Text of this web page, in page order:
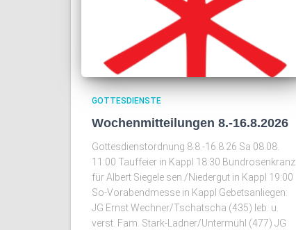
GOTTESDIENSTE
Wochenmitteilungen 8.-16.8.2026
Gottesdienstordnung 8.8.-16.8.26 Sa 08.08.
11:00 Tauffeier in Kappl 18:30 Bundrosenkranz
für Albert Siegele sen./Niedergut in Kappl 19:00
So-Vorabendmesse in Kappl Gebetsanliegen:
JG Ernst Wechner/Tschatscha (435) leb. u.
verst. Fam. Stark-Ladner/Untermühl (477) JG